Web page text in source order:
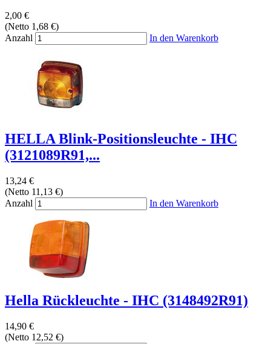
2,00 €
(Netto 1,68 €)
Anzahl
In den Warenkorb
HELLA Blink-Positionsleuchte - IHC
(3121089R91,...
13,24 €
(Netto 11,13 €)
Anzahl
In den Warenkorb
Hella Rückleuchte - IHC (3148492R91)
14,90 €
(Netto 12,52 €)